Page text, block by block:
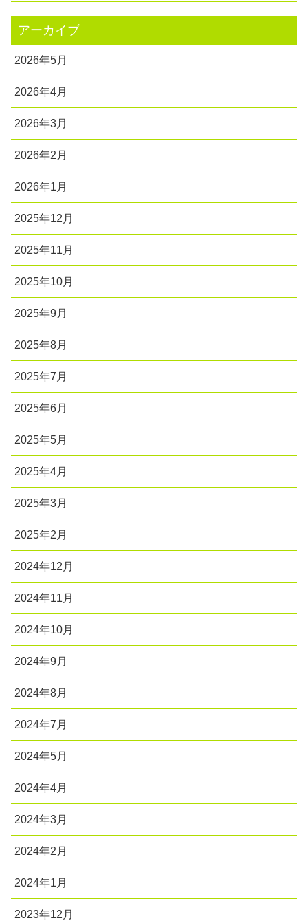
アーカイブ
2026年5月
2026年4月
2026年3月
2026年2月
2026年1月
2025年12月
2025年11月
2025年10月
2025年9月
2025年8月
2025年7月
2025年6月
2025年5月
2025年4月
2025年3月
2025年2月
2024年12月
2024年11月
2024年10月
2024年9月
2024年8月
2024年7月
2024年5月
2024年4月
2024年3月
2024年2月
2024年1月
2023年12月